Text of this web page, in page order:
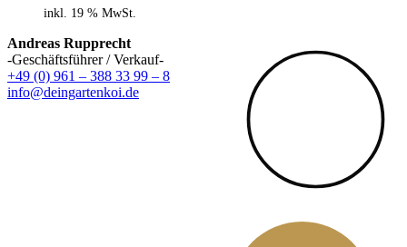
inkl. 19 % MwSt.
Andreas Rupprecht
-Geschäftsführer / Verkauf-
+49 (0) 961 – 388 33 99 – 8
info@deingartenkoi.de